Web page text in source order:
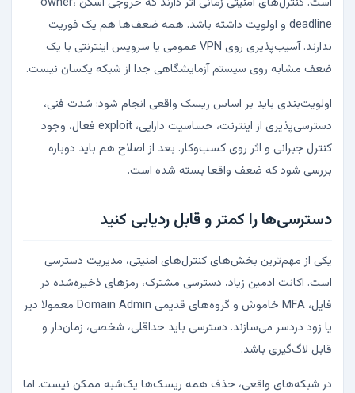
deadline و اولویت داشته باشد. همه ضعف‌ها هم یک فوریت
ندارند. آسیب‌پذیری روی VPN عمومی یا سرویس اینترنتی با یک
ضعف مشابه روی سیستم آزمایشگاهی جدا از شبکه یکسان نیست.
اولویت‌بندی باید بر اساس ریسک واقعی انجام شود: شدت فنی،
دسترسی‌پذیری از اینترنت، حساسیت دارایی، exploit فعال، وجود
کنترل جبرانی و اثر روی کسب‌وکار. بعد از اصلاح هم باید دوباره
بررسی شود که ضعف واقعا بسته شده است.
دسترسی‌ها را کمتر و قابل ردیابی کنید
یکی از مهم‌ترین بخش‌های کنترل‌های امنیتی، مدیریت دسترسی
است. اکانت ادمین زیاد، دسترسی مشترک، رمزهای ذخیره‌شده در
فایل، MFA خاموش و گروه‌های قدیمی Domain Admin معمولا دیر
یا زود دردسر می‌سازند. دسترسی باید حداقلی، شخصی، زمان‌دار و
قابل لاگ‌گیری باشد.
در شبکه‌های واقعی، حذف همه ریسک‌ها یک‌شبه ممکن نیست. اما